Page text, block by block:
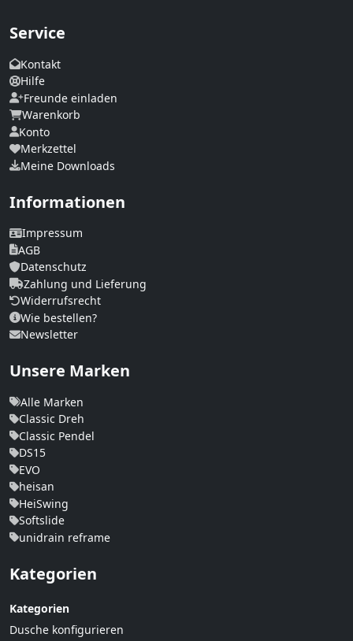
Service
Kontakt
Hilfe
Freunde einladen
Warenkorb
Konto
Merkzettel
Meine Downloads
Informationen
Impressum
AGB
Datenschutz
Zahlung und Lieferung
Widerrufsrecht
Wie bestellen?
Newsletter
Unsere Marken
Alle Marken
Classic Dreh
Classic Pendel
DS15
EVO
heisan
HeiSwing
Softslide
unidrain reframe
Kategorien
Kategorien
Dusche konfigurieren